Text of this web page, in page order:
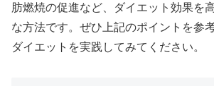
肪燃焼の促進など、ダイエット効果を
な方法です。ぜひ上記のポイントを参
ダイエットを実践してみてください。